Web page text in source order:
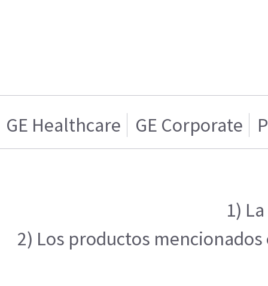
GE Healthcare GE Corporate
1)
2) Los productos